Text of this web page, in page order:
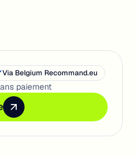
Via Belgium Recommand.eu
paiement